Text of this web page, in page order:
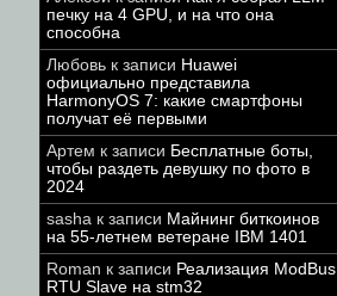
печку на 4 GPU, и на что она
способна
Любовь к записи Huawei
официально представила
HarmonyOS 7: какие смартфоны
получат её первыми
Артем к записи Бесплатные боты,
чтобы раздеть девушку по фото в
2024
sasha к записи Майнинг биткоинов
на 55-летнем ветеране IBM 1401
Roman к записи Реализация ModBus
RTU Slave на stm32